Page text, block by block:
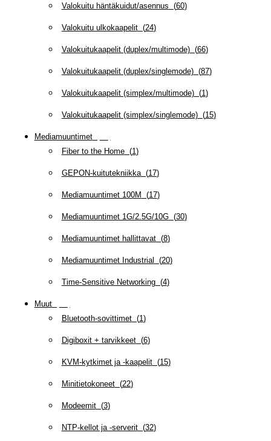
Valokuitu häntäkuidut/asennus (60)
Valokuitu ulkokaapelit(24)
Valokuitukaapelit (duplex/multimode)(66)
Valokuitukaapelit (duplex/singlemode)(87)
Valokuitukaapelit (simplex/multimode)(1 )
Valokuitukaapelit (simplex/singlemode)(15)
Mediamuuntimet(
Fiber to the Home(1 )
GEPON-kuitutekniikka(17)
Mediamuuntimet 100M (17)
Mediamuuntimet 1G/2.5G/10G(30)
Mediamuuntimet hallittavat(8)
Mediamuuntimet Industrial (20)
Time-Sensitive Networking(4)
Muut(
Bluetooth-sovittimet(1 )
Digiboxit + tarvikkeet(6)
KVM-kytkimet ja -kaapelit(15)
Minitietokoneet(22)
Modeemit(3)
NTP-kellot ja -serverit(32)